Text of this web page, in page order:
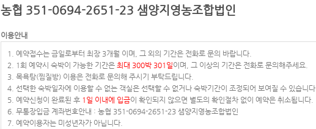
농협 351-0694-2651-23 샘양지영농조합법인
이용안내
1. 예약접수는 금일로부터 최장 3개월 이며, 그 외의 기간은 전화로 문의 바랍니다.
2. 1회 예약시 숙박이 가능한 기간은 최대 300박 301일이며, 그 이상의 기간은 전화로 문의해주세요.
3. 목욕탕(찜질방) 이용은 전화로 문의해 주시기 부탁드립니다.
4. 선택한 숙박일자에 이용할 수 없는 객실은 선택할 수 없거나 숙박기간이 조정되어 보여질 수 있습니다.
5. 예약신청이 완료된 후 1일 이내에 입금이 확인되지 않으면 별도의 확인절차 없이 예약은 취소됩니다.
6. 무통장입금 계좌번호안내 : 농협 351-0694-2651-23 샘양지영농조합법인
7. 예약이용자는 미성년자가 아닙니다.